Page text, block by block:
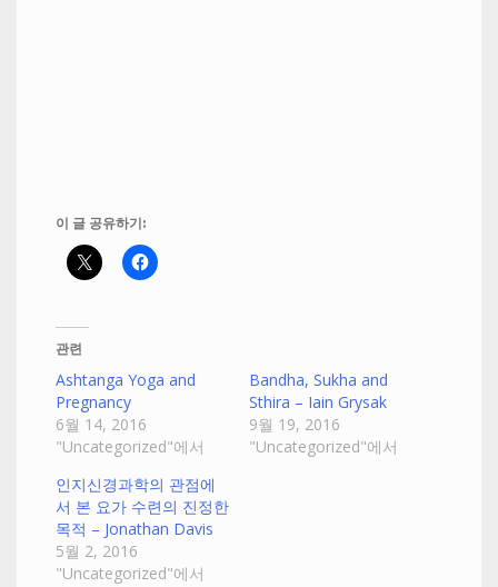
이 글 공유하기:
관련
Ashtanga Yoga and
Pregnancy
6월 14, 2016
"Uncategorized"에서
Bandha, Sukha and
Sthira – Iain Grysak
9월 19, 2016
"Uncategorized"에서
인지신경과학의 관점에
서 본 요가 수련의 진정한
목적 – Jonathan Davis
5월 2, 2016
"Uncategorized"에서